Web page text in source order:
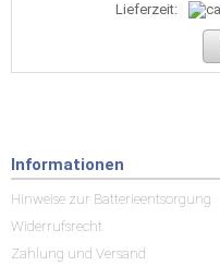
Lieferzeit:
Informationen
Hinweise zur Batterieentsorgung
Widerrufsrecht
Zahlung und Versand